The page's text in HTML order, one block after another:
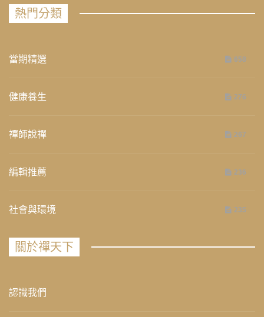
熱門分類
當期精選 658
健康養生 276
禪師說禪 267
編輯推薦 236
社會與環境 235
關於禪天下
認識我們